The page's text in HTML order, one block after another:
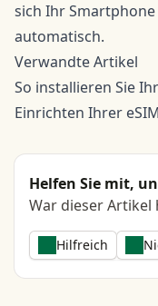
sich Ihr
automatisch.
Verwandte Artikel
So installieren Sie
Einrichten Ihrer
Helfen Sie mit,
War dieser Artikel
Hilfreich